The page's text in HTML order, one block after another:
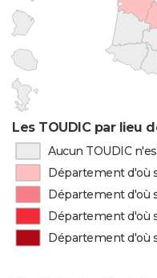
Les TOUDIC par lieu
Aucun TOUDIC
Département d'où
Département d'où
Département d'où
Département d'où